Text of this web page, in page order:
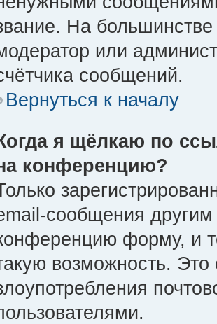
На
или
сообщений.
Вернуться к началу
я щёлкаю по
конференцию?
сообщения
форму, и
возможность. Это